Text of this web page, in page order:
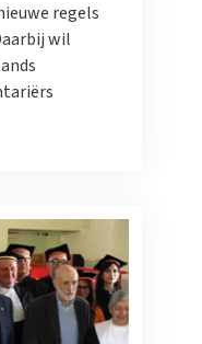
regels
wil